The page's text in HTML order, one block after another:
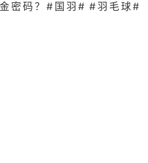
密码？#国羽# #羽毛球#